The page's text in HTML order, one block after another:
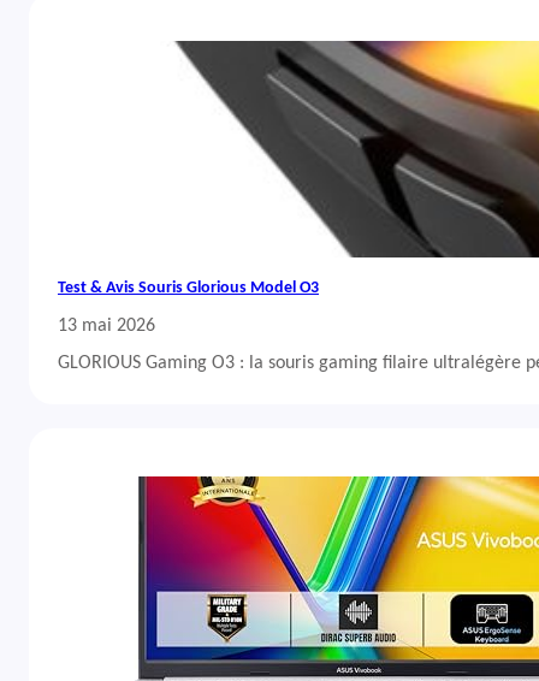
Test & Avis Souris Glorious Model O3
13 mai 2026
GLORIOUS Gaming O3 : la souris gaming filaire ultralégère